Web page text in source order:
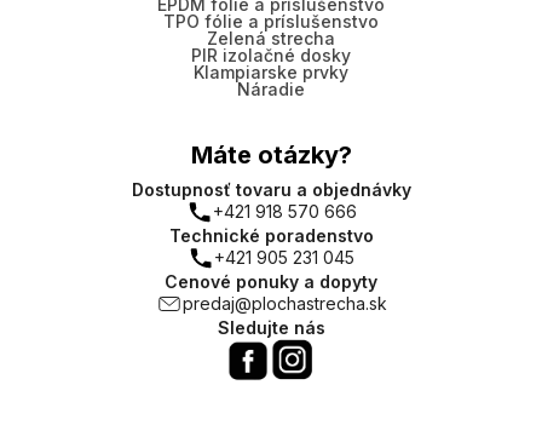
TPO fólie a príslušenstvo
Zelená strecha
PIR izolačné dosky
Klampiarske prvky
Náradie
Máte otázky?
Dostupnosť tovaru a objednávky
+421 918 570 666
Technické poradenstvo
+421 905 231 045
Cenové ponuky a dopyty
predaj@plochastrecha.sk
Sledujte nás